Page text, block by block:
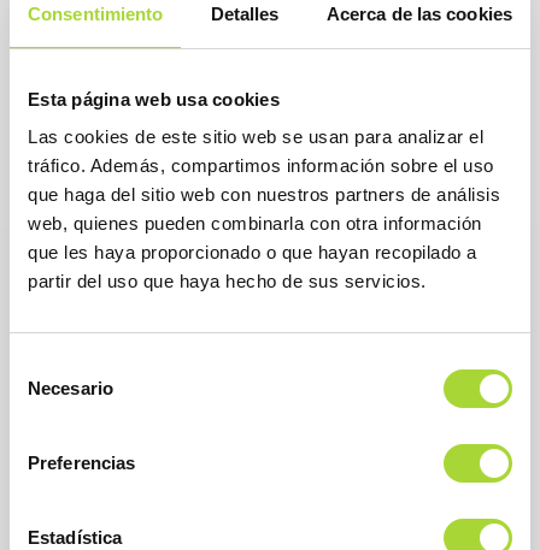
Consentimiento Detalles Acerca de las cookies
Esta página web usa cookies
Las cookies de este sitio web se usan para analizar el
tráfico. Además, compartimos información sobre el uso
que haga del sitio web con nuestros partners de análisis
web, quienes pueden combinarla con otra información
que les haya proporcionado o que hayan recopilado a
partir del uso que haya hecho de sus servicios.
Necesario
Preferencias
Estadística
BioSim